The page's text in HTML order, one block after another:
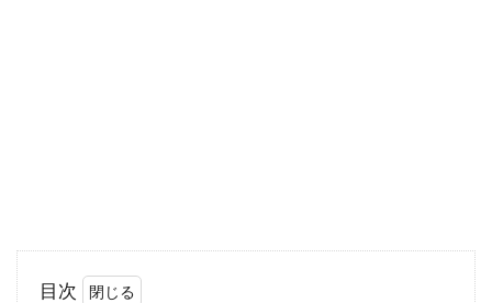
を考え家賃の節約すべき？
目次